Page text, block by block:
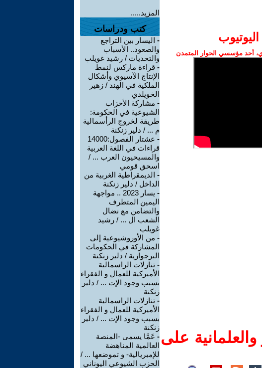
أحد مؤسسي الحوار المتمدن
على
المزيد.....
كتب ودراسات
- اليسار بين التراجع
والصعود.. الأسباب
والتحديات / رشيد غويلب
- قراءة ماركس لنمط
الإنتاج الآسيوي وأشكال
الملكية في الهند / زهير
الخويلدي
- مشاركة الأحزاب
الشيوعية في الحكومة:
طريقة لخروج الرأسمالية
م ... / دلير زنكنة
-
عشتار الفصول:14000
قراءات في اللغة العربية
والمسيحيون العرب ... /
اسحق قومي
- الديمقراطية الغربية من
الداخل / دلير زنكنة
-
يسار 2023 .. مواجهة
اليمين المتطرف
والتضامن مع نضال
الشعب ال ... / رشيد
غويلب
- من الأوروشيوعية إلى
المشاركة في الحكومات
البرجوازية / دلير زنكنة
- تنازلات الراسمالية
الأميركية للعمال و الفقراء
بسبب وجود الإت ... / دلير
زنكنة
- تنازلات الراسمالية
الأميركية للعمال و الفقراء
بسبب وجود الإت ... / دلير
زنكنة
- عَمَّا يسمى -المنصة
العالمية المناهضة
للإمبريالية- و تموضعها ... /
الحزب الشيوعي اليوناني